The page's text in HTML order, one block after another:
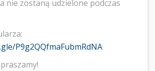
nie zostaną udzielone podczas
P9g2QQfmaFubmRdNA